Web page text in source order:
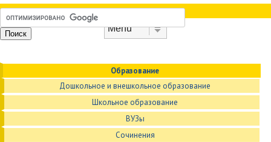
Образование
Дошкольное и внешкольное образование
Школьное образование
ВУЗы
Сочинения